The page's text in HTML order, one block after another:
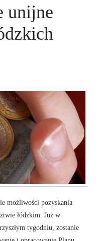
unijne
możliwości pozyskania
łódzkim. Już w
tygodniu, zostanie